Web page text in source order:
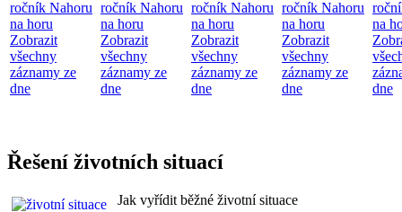
ročník Nahoru
na horu
Zobrazit
všechny
záznamy ze
dne
ročník Nahoru
na horu
Zobrazit
všechny
záznamy ze
dne
ročník Nahoru
na horu
Zobrazit
všechny
záznamy ze
dne
ročník Nahoru
na horu
Zobrazit
všechny
záznamy ze
dne
na
dne
Řešení životních situací
Jak vyřídit běžné životní situace